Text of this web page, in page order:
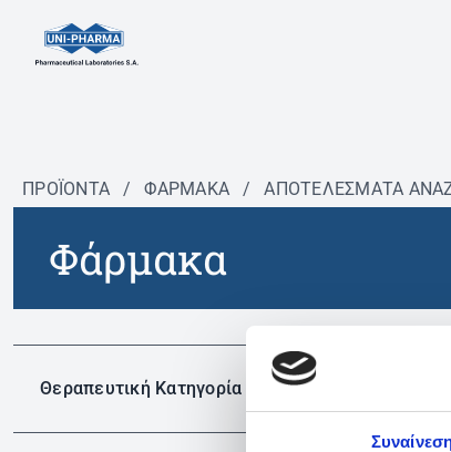
ΠΡΟΪΟΝΤΑ / ΦΆΡΜΑΚΑ / ΑΠΟΤΕΛΕΣΜΑΤΑ
Φάρμακα
Θεραπευτική Κατηγορία